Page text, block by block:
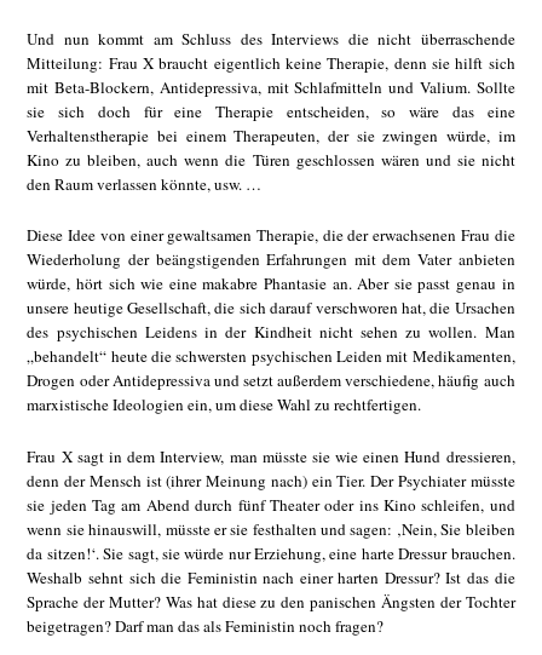
Und nun kommt am Schluss des Interviews die nicht überraschende
Mitteilung: Frau X braucht eigentlich keine Therapie, denn sie hilft sich
mit Beta-Blockern, Antidepressiva, mit Schlafmitteln und Valium. Sollte
sie sich doch für eine Therapie entscheiden, so wäre das eine
Verhaltenstherapie bei einem Therapeuten, der sie zwingen würde, im
Kino zu bleiben, auch wenn die Türen geschlossen wären und sie nicht
den Raum verlassen könnte, usw. …
Diese Idee von einer gewaltsamen Therapie, die der erwachsenen Frau die
Wiederholung der beängstigenden Erfahrungen mit dem Vater anbieten
würde, hört sich wie eine makabre Phantasie an. Aber sie passt genau in
unsere heutige Gesellschaft, die sich darauf verschworen hat, die Ursachen
des psychischen Leidens in der Kindheit nicht sehen zu wollen. Man
„behandelt“ heute die schwersten psychischen Leiden mit Medikamenten,
Drogen oder Antidepressiva und setzt außerdem verschiedene, häufig auch
marxistische Ideologien ein, um diese Wahl zu rechtfertigen.
Frau X sagt in dem Interview, man müsste sie wie einen Hund dressieren,
denn der Mensch ist (ihrer Meinung nach) ein Tier. Der Psychiater müsste
sie jeden Tag am Abend durch fünf Theater oder ins Kino schleifen, und
wenn sie hinauswill, müsste er sie festhalten und sagen: ‚Nein, Sie bleiben
da sitzen!‘. Sie sagt, sie würde nur Erziehung, eine harte Dressur brauchen.
Weshalb sehnt sich die Feministin nach einer harten Dressur? Ist das die
Sprache der Mutter? Was hat diese zu den panischen Ängsten der Tochter
beigetragen? Darf man das als Feministin noch fragen?